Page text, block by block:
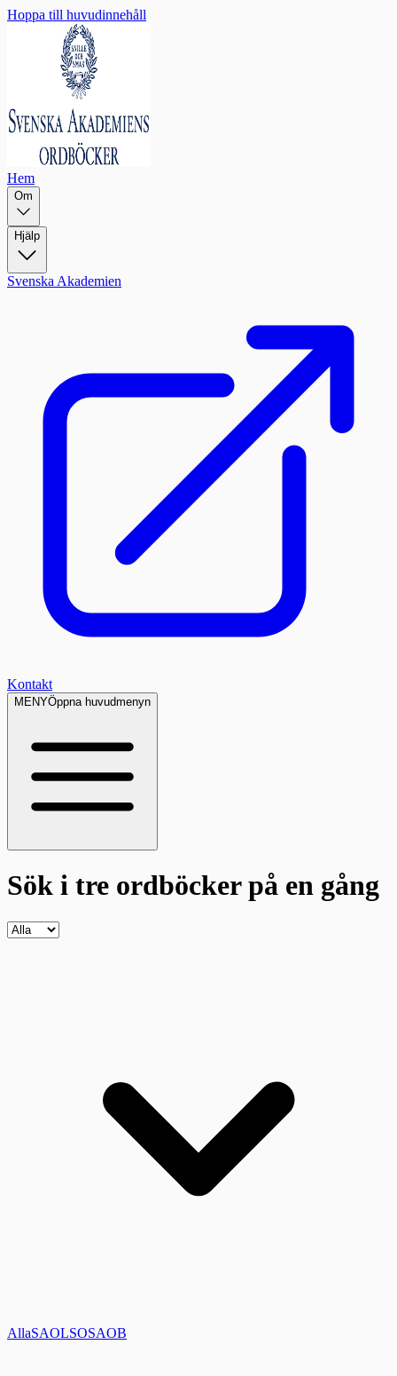
Hoppa till huvudinnehåll
Hem
Om
Hjälp
Svenska Akademien
Kontakt
MENYÖppna huvudmenyn
Sök i tre ordböckerpå en gång
AllaSAOLSOSAOB